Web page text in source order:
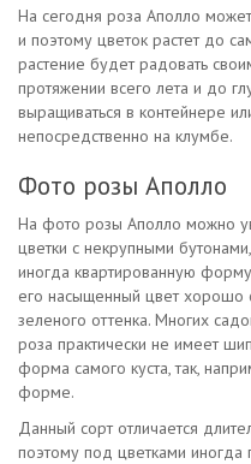
На сегодня роза Аполло может
и поэтому цветок растет до
растение будет радовать
протяжении всего лета и до
выращиваться в контейнере
непосредственно на клумбе.
Фото розы Аполло
На фото розы Аполло можно
цветки с некрупными
иногда квартированную
его насыщенный цвет хорошо
зеленого оттенка. Многих
роза практически не имеет
форма самого куста, так,
форме.
Данный сорт отличается
поэтому под цветками иногда